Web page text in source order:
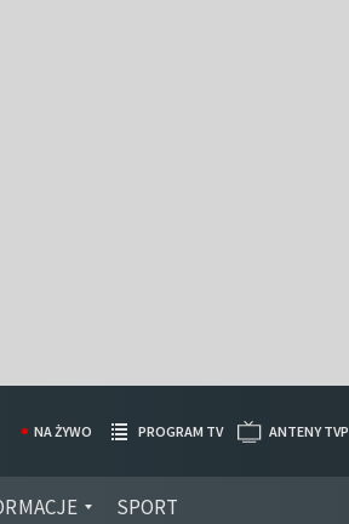
SPORT
NA ŻYWO PROGRAM TV ANTENY TVP